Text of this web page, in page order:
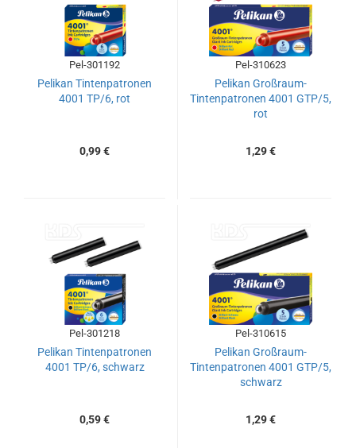
Pel-301192
Pelikan Tintenpatronen
4001 TP/6, rot
0,99 €
Pel-310623
Pelikan Großraum-
Tintenpatronen 4001 GTP/5,
rot
1,29 €
Pel-301218
Pelikan Tintenpatronen
4001 TP/6, schwarz
0,59 €
Pel-310615
Pelikan Großraum-
Tintenpatronen 4001 GTP/5,
schwarz
1,29 €